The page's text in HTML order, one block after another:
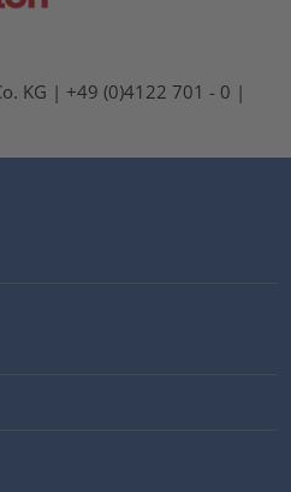
KG | +49 (0)4122 701 - 0 |